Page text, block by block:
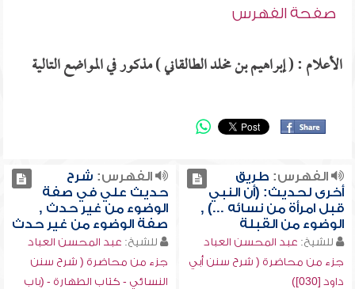
صفحة الفهرس
الأعلام : ( إبراهيم بن مخلد الطالقاني ) مذكور في المواضع التالية
الفهرس: طريق
أخرى لحديث: (أن النبي
قبل امرأة من نسائه ...) ,
الوضوء من القبلة
للشيخ: عبد المحسن العباد
جزء من محاضرة ( شرح سنن أبي
داود [030])
الفهرس: شرح
حديث علي في صفة
الوضوء من غير حدث ,
صفة الوضوء من غير حدث
للشيخ: عبد المحسن العباد
جزء من محاضرة ( شرح سنن
النسائي - كتاب الطهارة - (باب